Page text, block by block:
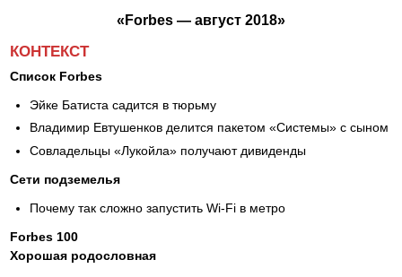
«Forbes — август 2018»
КОНТЕКСТ
Список Forbes
Эйке Батиста садится в тюрьму
Владимир Евтушенков делится пакетом «Системы» с сыном
Совладельцы «Лукойла» получают дивиденды
Сети подземелья
Почему так сложно запустить Wi-Fi в метро
Forbes 100
Хорошая родословная